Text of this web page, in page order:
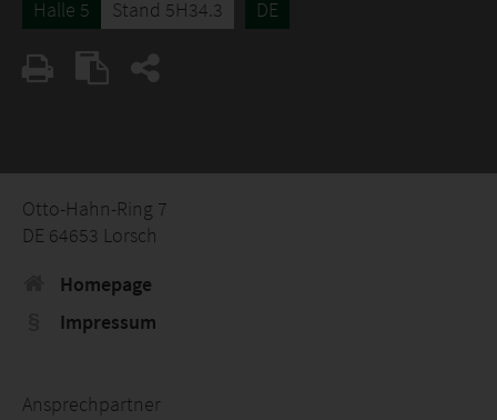
Halle 5 Stand 5H34.3 DE
Otto-Hahn-Ring 7
DE 64653 Lorsch
Homepage
Impressum
Ansprechpartner